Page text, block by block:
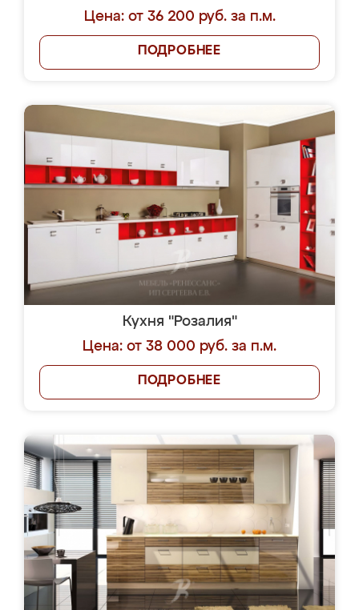
Цена: от 36 200 руб. за п.м.
ПОДРОБНЕЕ
Кухня "Розалия"
Цена: от 38 000 руб. за п.м.
ПОДРОБНЕЕ